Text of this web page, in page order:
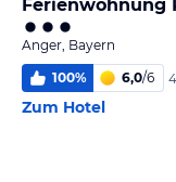
Ferienwohnung
Anger, Bayern
100% 6,0/6
Zum Hotel